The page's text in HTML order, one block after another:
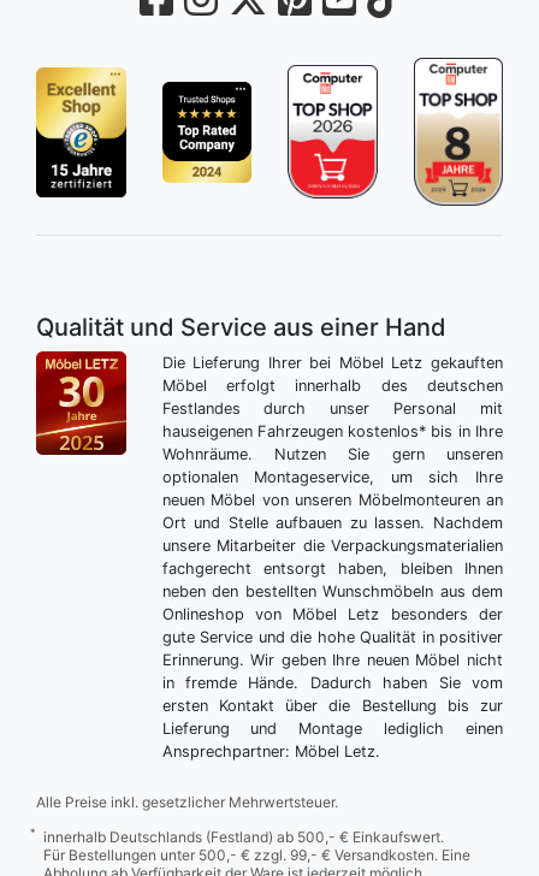
Qualität und Service aus einer Hand
Die Lieferung Ihrer bei Möbel Letz gekauften
Möbel erfolgt innerhalb des deutschen
Festlandes durch unser Personal mit
hauseigenen Fahrzeugen kostenlos* bis in Ihre
Wohnräume. Nutzen Sie gern unseren
optionalen Montageservice, um sich Ihre
neuen Möbel von unseren Möbelmonteuren an
Ort und Stelle aufbauen zu lassen. Nachdem
unsere Mitarbeiter die Verpackungsmaterialien
fachgerecht entsorgt haben, bleiben Ihnen
neben den bestellten Wunschmöbeln aus dem
Onlineshop von Möbel Letz besonders der
gute Service und die hohe Qualität in positiver
Erinnerung. Wir geben Ihre neuen Möbel nicht
in fremde Hände. Dadurch haben Sie vom
ersten Kontakt über die Bestellung bis zur
Lieferung und Montage lediglich einen
Ansprechpartner: Möbel Letz.
Alle Preise inkl. gesetzlicher Mehrwertsteuer.
*
innerhalb Deutschlands (Festland) ab 500,- € Einkaufswert.
Für Bestellungen unter 500,- € zzgl. 99,- € Versandkosten. Eine